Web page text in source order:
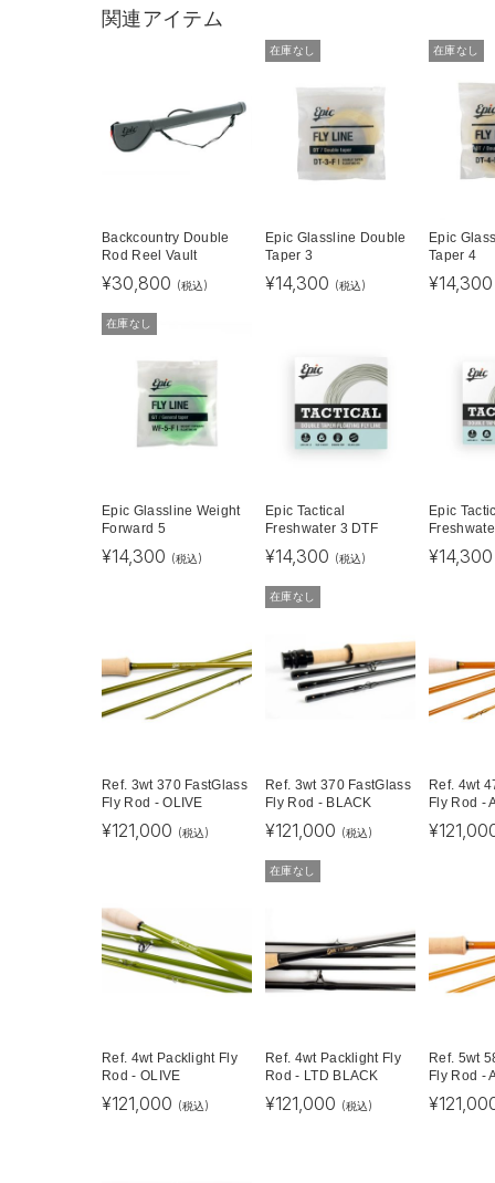
関連アイテム
Backcountry Double
Rod Reel Vault
¥30,800 (税込)
在庫なし
Epic Glassline Double
Taper 3
¥14,300 (税込)
在庫なし
Epic
Taper 4
¥14,300
在庫なし
Epic Glassline Weight
Forward 5
¥14,300 (税込)
Epic Tactical
Freshwater 3 DTF
¥14,300 (税込)
Epic
¥14,300
Ref. 3wt 370 FastGlass
Fly Rod - OLIVE
¥121,000 (税込)
在庫なし
Ref. 3wt 370 FastGlass
Fly Rod - BLACK
¥121,000 (税込)
Ref. 4wt
Fly Rod -
¥
Ref. 4wt Packlight Fly
Rod - OLIVE
¥121,000 (税込)
在庫なし
Ref. 4wt Packlight Fly
Rod - LTD BLACK
¥121,000 (税込)
Ref. 5wt
Fly Rod -
¥